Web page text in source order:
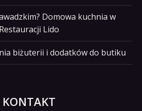
Domowa kuchnia w
Restauracji Lido
biżuterii i dodatków do butiku
KONTAKT